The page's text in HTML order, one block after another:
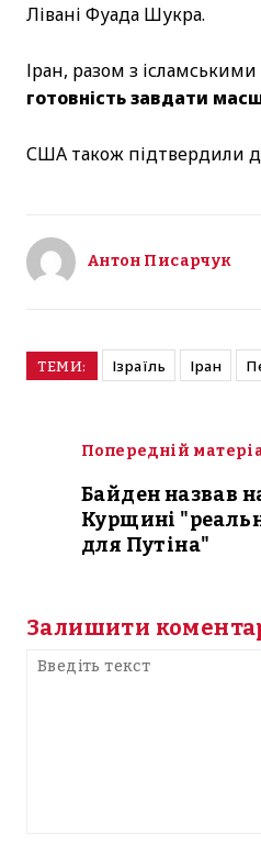
Лівані Фуада Шукра.
Іран, разом з
готовність завдати
США також підтвердили
Антон Писарчук
ТЕМИ: Ізраїль Іран
Попередній
Байден назвав
Курщині
для Путіна"
Залишити